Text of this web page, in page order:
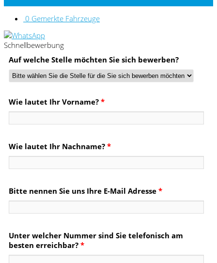
0 Gemerkte Fahrzeuge
Schnellbewerbung
Auf welche Stelle möchten Sie sich bewerben?
Wie lautet Ihr Vorname? *
Wie lautet Ihr Nachname? *
Bitte nennen Sie uns Ihre E-Mail Adresse *
Unter welcher Nummer sind Sie telefonisch am
besten erreichbar? *